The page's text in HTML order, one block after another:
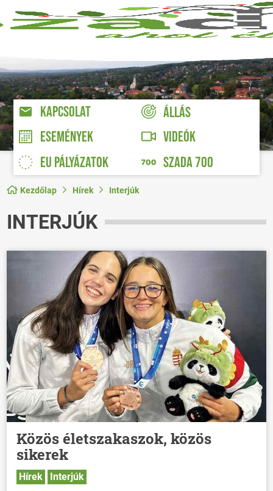
KAPCSOLAT
ÁLLÁS
ESEMÉNYEK
VIDEÓK
EU PÁLYÁZATOK
SZADA 700
Kezdőlap Hírek Interjúk
INTERJÚK
Közös életszakaszok, közös
sikerek
Hírek Interjúk